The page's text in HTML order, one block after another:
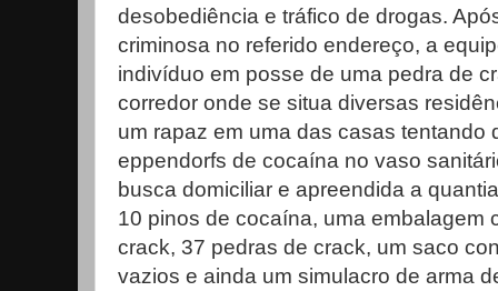
desobediência e tráfico de drogas.
criminosa no referido endereço, a
indivíduo em posse de uma pedra de
corredor onde se situa diversas
um rapaz em uma das casas tentando
eppendorfs de cocaína no vaso
busca domiciliar e apreendida a
10 pinos de cocaína, uma embalagem
crack, 37 pedras de crack, um saco
vazios e ainda um simulacro de arma